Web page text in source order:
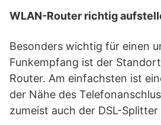
WLAN-Router richtig
Besonders wichtig für einen
Funkempfang ist der
Router. Am einfachsten ist
der Nähe des
zumeist auch der DSL-